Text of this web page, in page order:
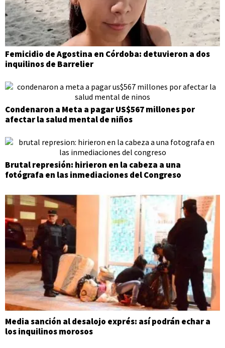
Femicidio de Agostina en Córdoba: detuvieron a dos
inquilinos de Barrelier
Condenaron a Meta a pagar US$567 millones por
afectar la salud mental de niños
Brutal represión: hirieron en la cabeza a una
fotógrafa en las inmediaciones del Congreso
Media sanción al desalojo exprés: así podrán echar a
los inquilinos morosos